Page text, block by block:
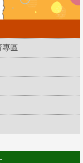
專區